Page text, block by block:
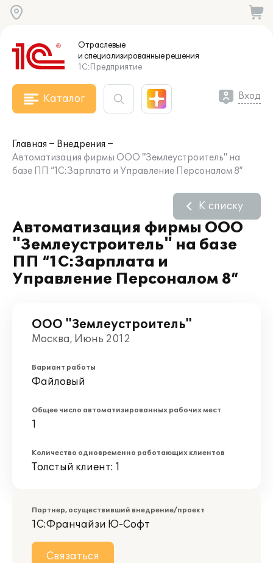
Отраслевые
и специализированныерешения
1С:Предприятие
Каталог Вход
Главная
Внедрения
Автоматизация фирмы ООО "Землеустроитель" на
базе ПП “1С:Зарплата и Управление Персоналом 8”
Автоматизация фирмы ООО
"Землеустроитель" на базе
ПП “1С:Зарплата и
Управление Персоналом 8”
К списку
ООО "Землеустроитель"
Москва, Июнь 2012
Вариант работы
Файловый
Общее число автоматизированных рабочих мест
1
Количество одновременно работающих клиентов
Толстый клиент: 1
Партнер, осуществивший внедрение/проект
1С:Франчайзи Ю-Софт
Связаться